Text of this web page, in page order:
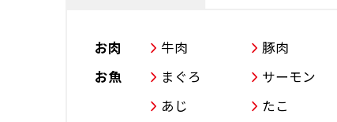
お肉 牛肉 豚肉
お魚
まぐろ サーモン
あじ
たこ